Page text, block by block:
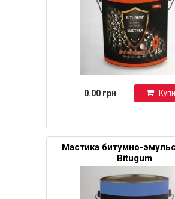
0.00 грн
Мастика битумно-
Bitugum